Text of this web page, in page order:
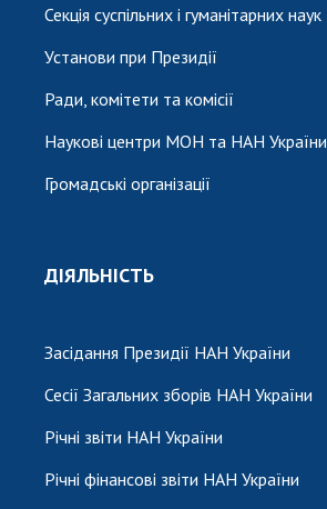
Секція суспільних і гуманітарних наук
Установи при Президії
Ради, комітети та комісії
Наукові центри МОН та НАН України
Громадські організації
ДІЯЛЬНІСТЬ
Засідання Президії НАН України
Сесії Загальних зборів НАН України
Річні звіти НАН України
Річні фінансові звіти НАН України